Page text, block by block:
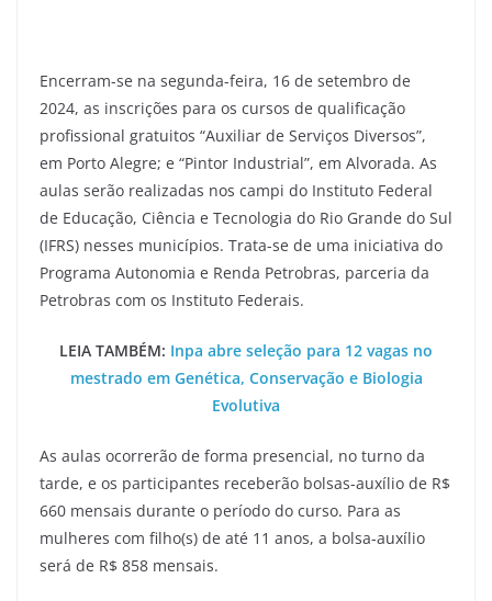
Encerram-se na segunda-feira, 16 de setembro de
2024, as inscrições para os cursos de qualificação
profissional gratuitos “Auxiliar de Serviços Diversos”,
em Porto Alegre; e “Pintor Industrial”, em Alvorada. As
aulas serão realizadas nos campi do Instituto Federal
de Educação, Ciência e Tecnologia do Rio Grande do Sul
(IFRS) nesses municípios. Trata-se de uma iniciativa do
Programa Autonomia e Renda Petrobras, parceria da
Petrobras com os Instituto Federais.
LEIA TAMBÉM: Inpa abre seleção para 12 vagas no
mestrado em Genética, Conservação e Biologia
Evolutiva
As aulas ocorrerão de forma presencial, no turno da
tarde, e os participantes receberão bolsas-auxílio de R$
660 mensais durante o período do curso. Para as
mulheres com filho(s) de até 11 anos, a bolsa-auxílio
será de R$ 858 mensais.